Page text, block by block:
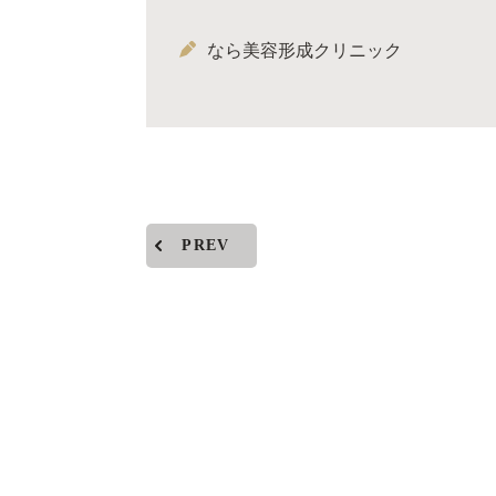
なら美容形成クリニック
PREV